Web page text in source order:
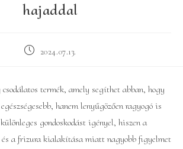
hajaddal
Post
2024.07.13.
termék, amely segíthet abban, hogy
hanem lenyűgözően ragyogó is
gondoskodást igényel, hiszen a
és a frizura kialakítása miatt nagyobb figyelmet